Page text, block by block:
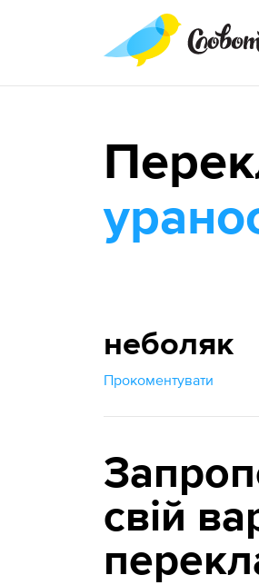
неболяк
Прокоментувати
свій